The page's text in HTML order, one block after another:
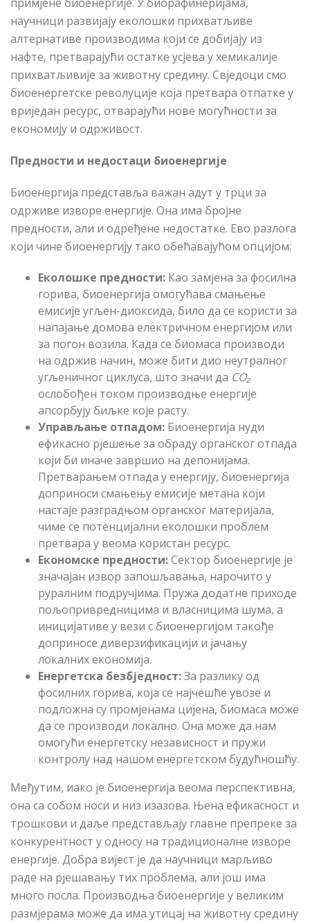
научници развијају еколошки прихватљиве
алтернативе производима који се добијају из
нафте, претварајући остатке усјева у хемикалије
прихватљивије за животну средину. Свједоци смо
биоенергетске револуције која претвара отпатке у
вриједан ресурс, отварајући нове могућности за
економију и одрживост.
Предности и недостаци биоенергије
Биоенергија представља важан адут у трци за
одрживе изворе енергије. Она има бројне
предности, али и одређене недостатке. Ево разлога
који чине биоенергију тако обећавајућом опцијом:
Еколошке предности: Као замјена за фосилна
горива, биоенергија омогућава смањење
емисије угљен-диоксида, било да се користи за
напајање домова електричном енергијом или
за погон возила. Када се биомаса производи
на одржив начин, може бити дио неутралног
угљеничног циклуса, што значи да CO₂
ослобођен током производње енергије
апсорбују биљке које расту.
Управљање отпадом: Биоенергија нуди
ефикасно рјешење за обраду органског отпада
који би иначе завршио на депонијама.
Претварањем отпада у енергију, биоенергија
доприноси смањењу емисије метана који
настаје разградњом органског материјала,
чиме се потенцијални еколошки проблем
претвара у веома користан ресурс.
Економске предности:Сектор биоенергије је
значајан извор запошљавања, нарочито у
руралним подручјима. Пружа додатне приходе
пољопривредницима и власницима шума, а
иницијативе у вези с биоенергијом такође
доприносе диверзификацији и јачању
локалних економија.
Енергетска безбједност:За разлику од
фосилних горива, која се најчешће увозе и
подложна су промјенама цијена, биомаса може
да се производи локално. Она може да нам
омогући енергетску независност и пружи
контролу над нашом енергетском будућношћу.
Међутим, иако је биоенергија веома перспективна,
она са собом носи и низ изазова. Њена ефикасност и
трошкови и даље представљају главне препреке за
конкурентност у односу на традиционалне изворе
енергије. Добра вијест је да научници марљиво
раде на рјешавању тих проблема, али још има
много посла. Производња биоенергије у великим
размјерама може да има утицај на животну средину